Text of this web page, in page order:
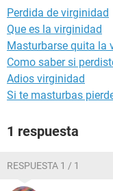
Perdida de virginidad
Que es la virginidad
Masturbarse quita la
Como saber si
Adios virginidad
Si te masturbas
1 respuesta
RESPUESTA 1 / 1